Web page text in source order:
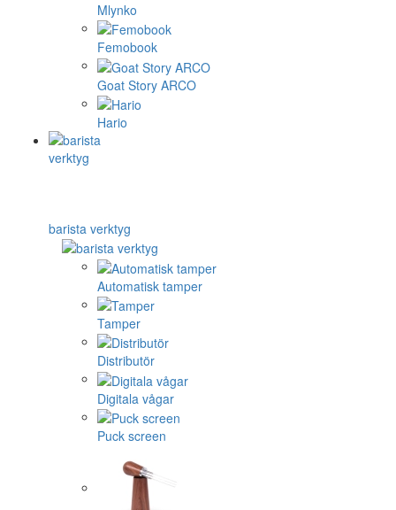
Mlynko
Femobook
Goat Story ARCO
Hario
barista verktyg
Automatisk tamper
Tamper
Distributör
Digitala vågar
Puck screen